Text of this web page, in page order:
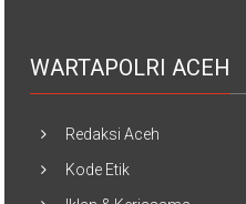
WARTAPOLRI ACEH
Redaksi Aceh
Kode Etik